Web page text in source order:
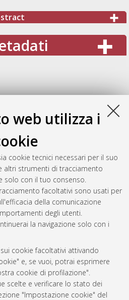
web utilizza i
cookie tecnici necessari per il suo
altri strumenti di tracciamento
solo con il tuo consenso.
facoltativi sono usati per
della comunicazione
degli utenti.
la navigazione solo con i
cookie facoltativi attivando
e, se vuoi, potrai esprimere
cookie di profilazione".
scelte e verificare lo stato dei
"Impostazione cookie" del
documento: